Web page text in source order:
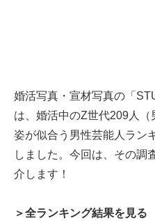
婚活写真・宣材写真の「
は、婚活中のZ世代209人
姿が似合う男性芸能人ラン
しました。今回は、その調
介します！
＞全ランキング結果を見る